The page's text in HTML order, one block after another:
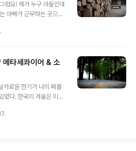
럼요! 제가 누구 아들인데
아빠가 근무하는 곳으로
챙겨가겠습니다!" 어머니
이폰은 음력 생일을 지원
상 알 턱이 없었다. 이제
여야겠다. "옐이 만들어준
옐이 직접 만들어 준 카
리고 지난번 면세점에
메타세콰이어 & 소
카로운 한기가 나의 폐를
었다. 한국의 겨울은 미치
앞으로 차근차근 정리해